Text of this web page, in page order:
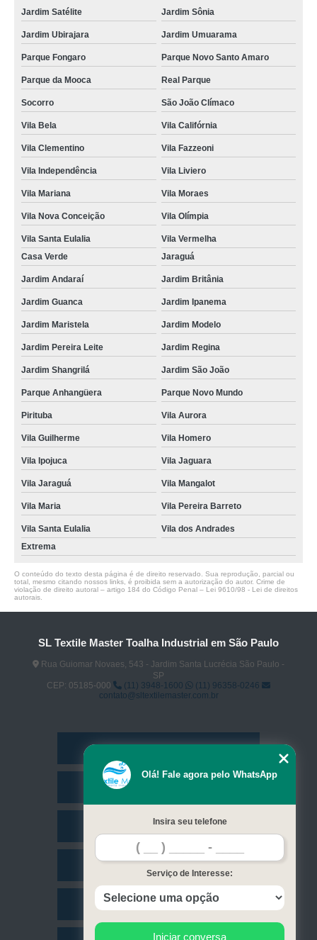
Jardim Satélite Jardim Sônia
Jardim Ubirajara Jardim Umuarama
Parque Fongaro Parque Novo Santo Amaro
Parque da Mooca Real Parque
Socorro São João Clímaco
Vila Bela Vila Califórnia
Vila Clementino Vila Fazzeoni
Vila Independência Vila Liviero
Vila Mariana Vila Moraes
Vila Nova Conceição Vila Olímpia
Vila Santa Eulalia
Vila Vermelha
Casa Verde
Jaraguá
Jardim Andaraí Jardim Britânia
Jardim Guanca Jardim Ipanema
Jardim Maristela Jardim Modelo
Jardim Pereira Leite Jardim Regina
Jardim Shangrilá Jardim São João
Parque Anhangüera Parque Novo Mundo
Pirituba Vila Aurora
Vila Guilherme Vila Homero
Vila Ipojuca Vila Jaguara
Vila Jaraguá Vila Mangalot
Vila Maria Vila Pereira Barreto
Vila Santa Eulalia
Vila dos Andrades
Extrema
O conteúdo do texto desta página é de direito reservado. Sua reprodução, parcial ou
total, mesmo citando nossos links, é proibida sem a autorização do autor. Crime de
violação de direito autoral – artigo 184 do Código Penal – Lei 9610/98 - Lei de direitos
autorais
SL Textile Master Toalha Industrial em São Paulo
Rua Guiomar Novaes, 543 - Jardim Santa Lucrécia São Paulo -
SP
CEP: 05185-000
(11) 3948-1600
(11) 96358-0246
contato@sltextilemaster.com.br
Missão
Contato
Olá! Fale agora pelo WhatsApp
Insira seu telefone
Serviço de Interesse:
Iniciar conversa